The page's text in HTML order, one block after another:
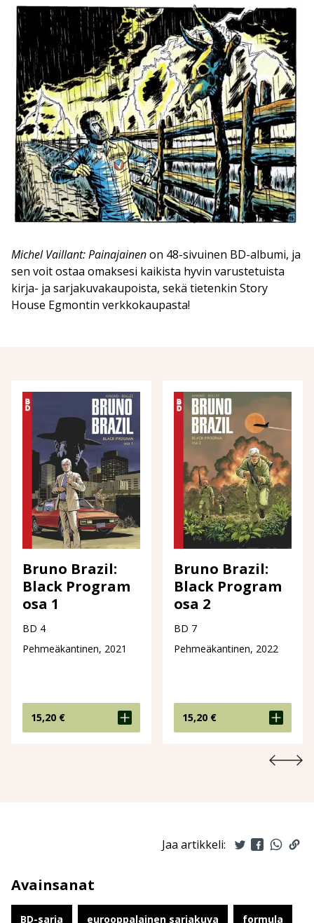
Michel Vaillant: Painajainenon 48-sivuinen BD-albumi, ja
sen voit ostaa omaksesi kaikista hyvin varustetuista
kirja- ja sarjakuvakaupoista, sekä tietenkin Story
House Egmontin verkkokaupasta!
Bruno Brazil:
Black Program
osa 1
BD 4
Pehmeäkantinen, 2021
15,20 €
Bruno Brazil:
Black Program
osa 2
BD 7
Pehmeäkantinen, 2022
15,20 €
Jaa artikkeli:
Avainsanat
BD-sarja eurooppalainen sarjakuva formula